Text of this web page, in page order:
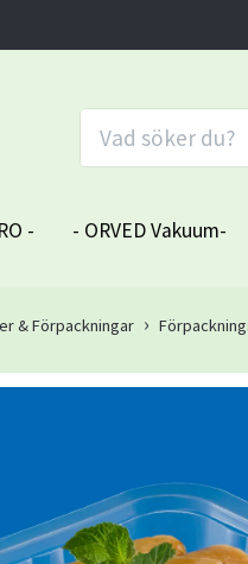
- - ORVED Vakuum-
& Förpackningar